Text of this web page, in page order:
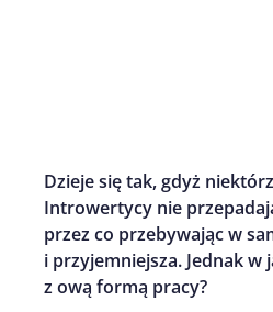
Dzieje się tak, gdyż
Introwertycy nie
przez co przebywając w
i przyjemniejsza. Jednak
z ową formą pracy?